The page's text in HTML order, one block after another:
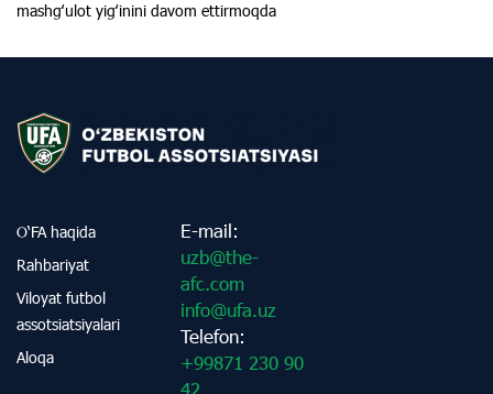
mashgʻulot yigʻinini davom ettirmoqda
O‘FA haqida
Rahbariyat
Viloyat futbol
assotsiatsiyalari
Aloqa
E-mail:
uzb@the-
afc.com
info@ufa.uz
Telefon:
+99871 230 90
42